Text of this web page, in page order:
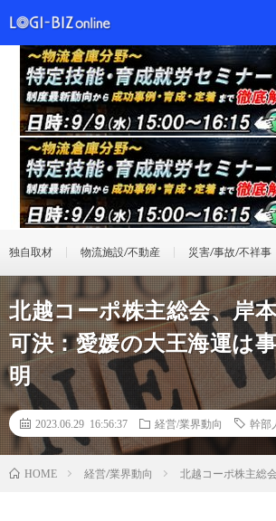
独自取材 物流施設/不動産 災害/事故/不祥事
北越コーポ株主総会、岸
可決：愛媛の大王海運は
明
2023.06.29 16:56:37 経営/業界動向 幹部
HOME 経営/業界動向 北越コーポ株主総